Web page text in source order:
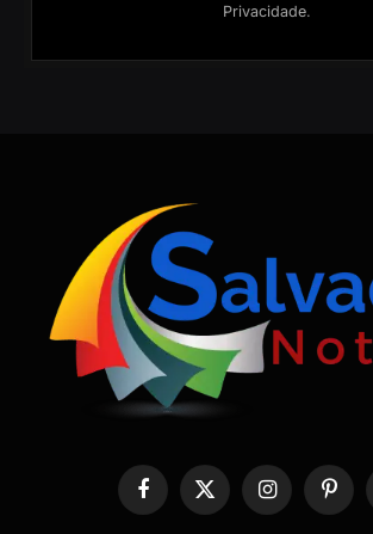
Privacidade.
Facebook
X
(Twitter)
Instagram